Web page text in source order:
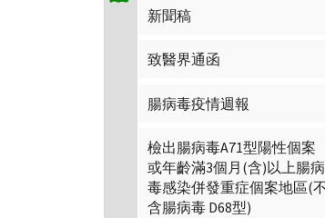
新聞稿
致醫界通函
腸病毒疫情週報
檢出腸病毒A71型陽性個案
或年齡滿3個月(含)以上腸病
毒感染併發重症個案地區(
含腸病毒 D68型)